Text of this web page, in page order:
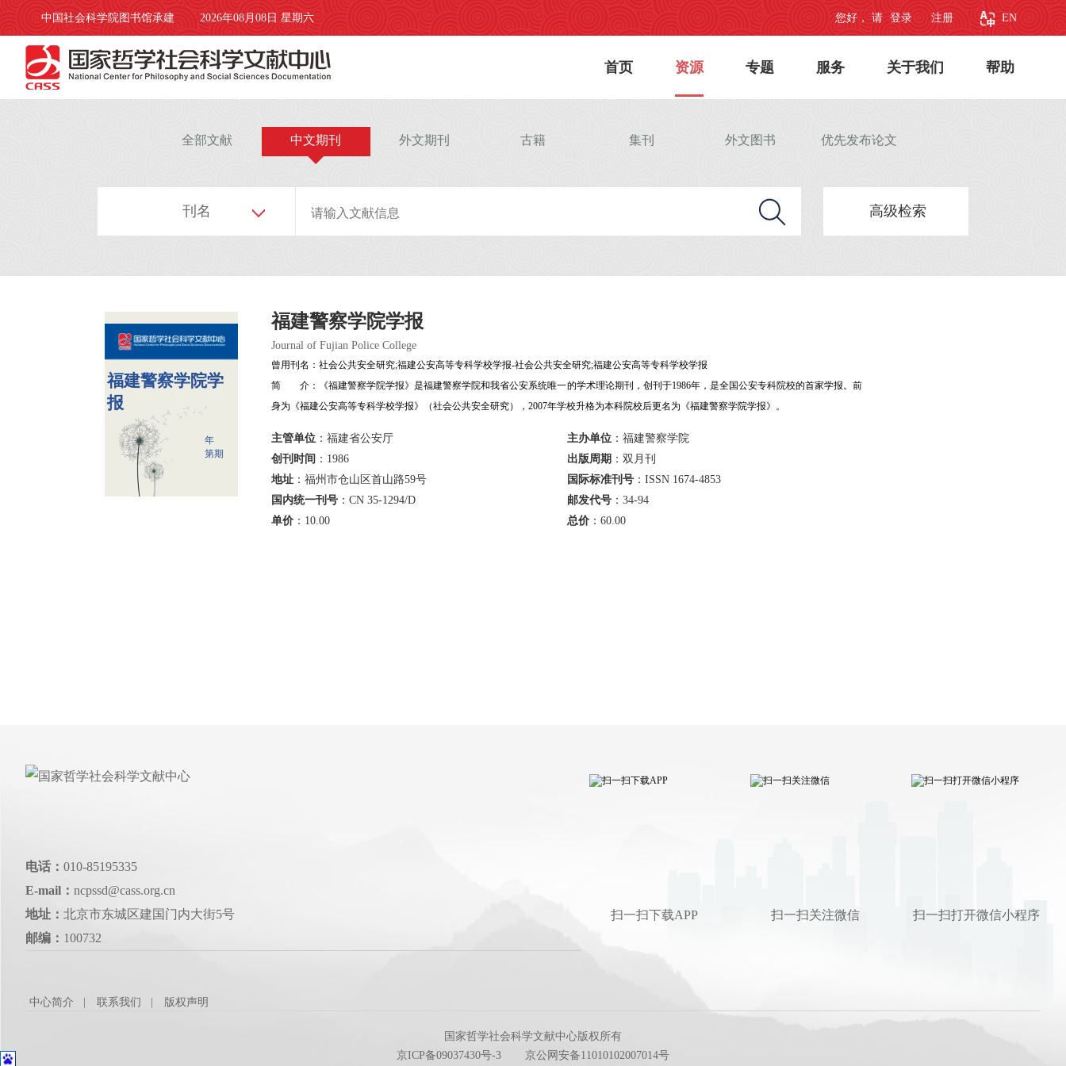
您好， 请 登录 注册 EN
2026年08月08日 星期六
中国社会科学院图书馆承建
首页 资源 专题 服务 关于我们 帮助
全部文献 中文期刊 外文期刊 古籍 集刊 外文图书 优先发布论文
刊名 高级检索
福建警察学院学
报
年
第期
福建警察学院学报
Journal of Fujian Police College
曾用刊名：社会公共安全研究;福建公安高等专科学校学报-社会公共安全研究;福建公安高等专科学校学报
简 介：《福建警察学院学报》是福建警察学院和我省公安系统唯一的学术理论期刊，创刊于1986年，是全国公安专科院校的首家学报。前
身为《福建公安高等专科学校学报》（社会公共安全研究），2007年学校升格为本科院校后更名为《福建警察学院学报》。
主管单位 ：福建省公安厅 主办单位：福建警察学院
创刊时间 ：1986 出版周期 ：双月刊
地址 ：福州市仓山区首山路59号 国际标准刊号：ISSN 1674-4853
国内统一刊号 ：CN 35-1294/D 邮发代号：34-94
单价 ： 10.00 总价： 60.00
电话： 010-85195335
E-mail： ncpssd@cass.org.cn
地址： 北京市东城区建国门内大街5号
邮编： 100732
扫一扫打开微信小程序
扫一扫关注微信
扫一扫下载APP
中心简介 联系我们 版权声明
国家哲学社会科学文献中心版权所有
京ICP备09037430号-3
京公网安备11010102007014号